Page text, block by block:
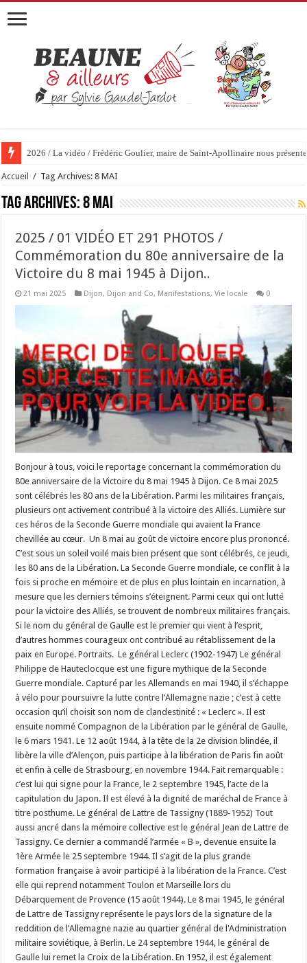
2026 / La vidéo / Frédéric Goulier, maire de Saint-Apollinaire nous
Accueil / Tag Archives: 8 MAI
Tag Archives:8 MAI
2025 / 01 VIDÉO ET 291 PHOTOS /
Commémoration du 80e anniversaire de la
Victoire du 8 mai 1945 à Dijon..
21 mai 2025 Dijon, Dijon and Co, Manifestations,Vie locale 0
Bonjour à tous, voici le reportage concernant la commémoration du
80e anniversaire de la Victoire du 8 mai 1945 à Dijon. Ce 8 mai 2025
sont célébrés les 80 ans de la Libération. Parmi les militaires français,
plusieurs ont activement contribué à la victoire des Alliés. Lumière sur
ces héros de la Seconde Guerre mondiale qui avaient la France
chevillée au cœur. Un 8 mai au goût de victoire encore plus prononcé.
C’est sous un soleil voilé mais bien présent que sont célébrés, ce jeudi,
les 80 ans de la Libération. La Seconde Guerre mondiale, ce conflit à la
fois si proche en mémoire et de plus en plus lointain en incarnation, à
mesure que les derniers témoins s’éteignent. Parmi ceux qui ont lutté
pour la victoire des Alliés, se trouvent de nombreux militaires français.
Si le nom du général de Gaulle est le premier qui vient à l’esprit,
d’autres hommes courageux ont contribué au rétablissement de la
paix en Europe. Portraits. Le général Leclerc (1902-1947) Le général
Philippe de Hauteclocque est une figure mythique de la Seconde
Guerre mondiale. Capturé par les Allemands en mai 1940, il s’échappe
à vélo pour poursuivre la lutte contre l’Allemagne nazie ; c’est à cette
occasion qu’il choisit son nom de clandestinité : « Leclerc ». Il est
ensuite nommé Compagnon de la Libération par le général de Gaulle,
le 6 mars 1941. Le 12 août 1944, à la tête de la 2e division blindée, il
libère la ville d’Alençon, puis participe à la libération de Paris fin août
et enfin à celle de Strasbourg, en novembre 1944. Fait remarquable :
c’est lui qui signe pour la France, le 2 septembre 1945, l’acte de la
capitulation du Japon. Il est élevé à la dignité de maréchal de France à
titre posthume. Le général de Lattre de Tassigny (1889-1952) Tout
aussi ancré dans la mémoire collective est le général Jean de Lattre de
Tassigny. Ce dernier a commandé l’armée « B », devenue ensuite la
1ère Armée le 25 septembre 1944. Il s’agit de la plus grande
formation française à avoir participé à la libération de la France. C’est
elle qui reprend notamment Toulon et Marseille lors du
Débarquement de Provence (15 août 1944). Le 8 mai 1945, le général
de Lattre de Tassigny représente le pays lors de la signature de la
reddition de l’Allemagne nazie au quartier général de l'Administration
militaire soviétique, à Berlin. Le 24 septembre 1944, le général de
Gaulle lui remet la Croix de la Libération. En 1952, il est également